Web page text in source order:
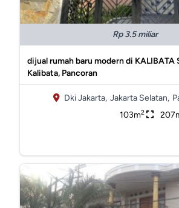
Rp 3.5 miliar
dijual rumah baru modern di KALIBATA
Kalibata, Pancoran
Dki Jakarta, Jakarta Selatan,
103m2